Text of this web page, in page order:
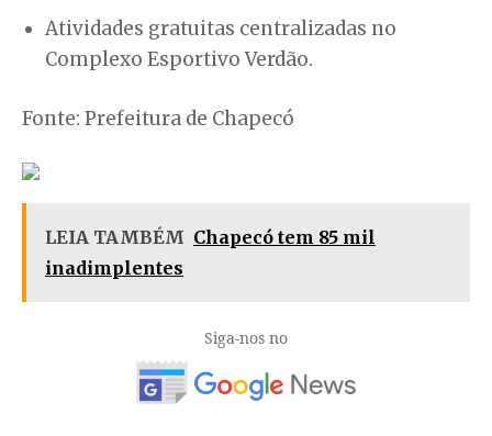
Atividades gratuitas centralizadas no
Complexo Esportivo Verdão.
Fonte: Prefeitura de Chapecó
LEIA TAMBÉM Chapecó tem 85 mil
inadimplentes
Siga-nos no